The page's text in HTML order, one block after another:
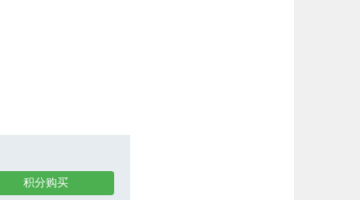
积分购买